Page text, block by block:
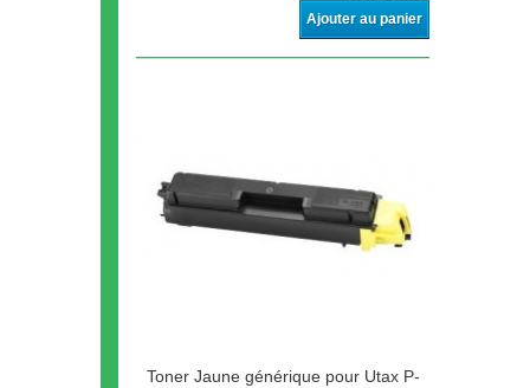
Ajouter au panier
Toner Jaune générique pour Utax P-